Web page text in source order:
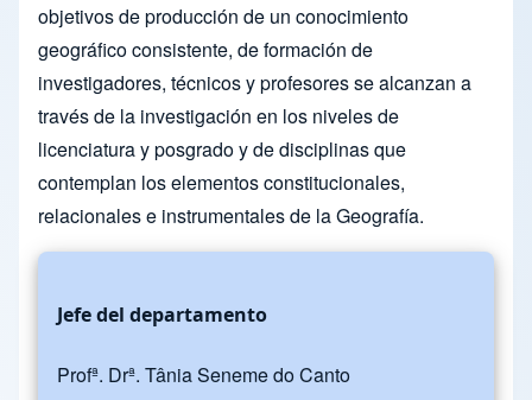
objetivos de producción de un conocimiento
geográfico consistente, de formación de
investigadores, técnicos y profesores se alcanzan a
través de la investigación en los niveles de
licenciatura y posgrado y de disciplinas que
contemplan los elementos constitucionales,
relacionales e instrumentales de la Geografía.
Jefe del departamento
Profª. Drª. Tânia Seneme do Canto